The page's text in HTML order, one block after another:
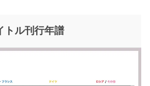
トル刊行年譜